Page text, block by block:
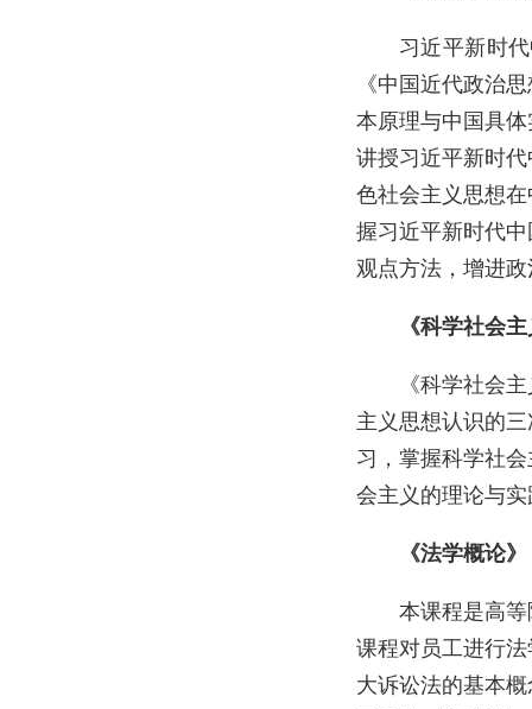
习近平新时
《中国近代政治
本原理与中国具
讲授习近平新时
色社会主义思想
握习近平新时代
观点方法，增进
《科学社会
《科学社会
主义思想认识的
习，掌握科学社
会主义的理论与
《法学概论》
本课程是高
课程对员工进行
大诉讼法的基本